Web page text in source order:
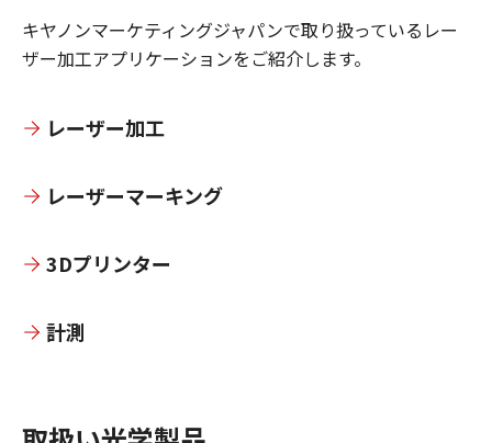
キヤノンマーケティングジャパンで取り扱っているレー
ザー加工アプリケーションをご紹介します。
レーザー加工
レーザーマーキング
3Dプリンター
計測